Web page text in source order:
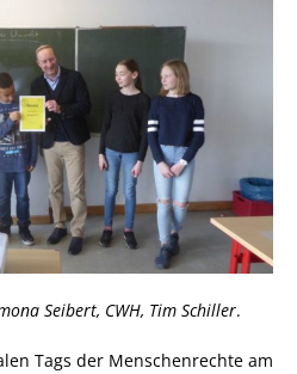
Seibert, CWH, Tim Schiller.
Tags der Menschenrechte am